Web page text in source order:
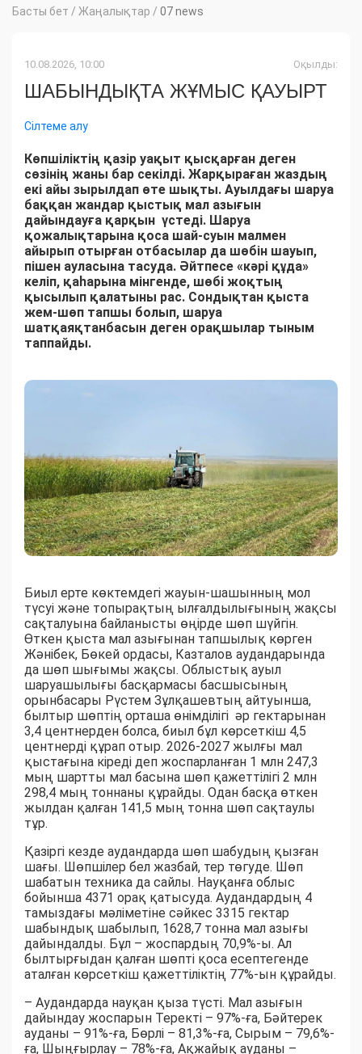
Басты бет / Жаңалықтар / 07 news
10.08.2026, 10:00 Оқылды:
ШАБЫНДЫҚТА ЖҰМЫС ҚАУЫРТ
Сілтеме алу
Көпшіліктің қазір уақыт қысқарған деген
сөзінің жаны бар секілді. Жарқыраған жаздың
екі айы зырылдап өте шықты. Ауылдағы шаруа
баққан жандар қыстық мал азығын
дайындауға қарқын үстеді. Шаруа
қожалықтарына қоса шай-суын малмен
айырып отырған отбасылар да шөбін шауып,
пішен ауласына тасуда. Әйтпесе «кәрі құда»
келіп, қаһарына мінгенде, шөбі жоқтың
қысылып қалатыны рас. Сондықтан қыста
жем-шөп тапшы болып, шаруа
шатқаяқтанбасын деген орақшылар тыным
таппайды.
Биыл ерте көктемдегі жауын-шашынның мол
түсуі және топырақтың ылғалдылығының жақсы
сақталуына байланысты өңірде шөп шүйгін.
Өткен қыста мал азығынан тапшылық көрген
Жәнібек, Бөкей ордасы, Казталов аудандарында
да шөп шығымы жақсы. Облыстық ауыл
шаруашылығы басқармасы басшысының
орынбасары Рүстем Зұлқашевтың айтуынша,
былтыр шөптің орташа өнімділігі әр гектарынан
3,4 центнерден болса, биыл бұл көрсеткіш 4,5
центнерді құрап отыр. 2026-2027 жылғы мал
қыстағына кіреді деп жоспарланған 1 млн 247,3
мың шартты мал басына шөп қажеттілігі 2 млн
298,4 мың тоннаны құрайды. Одан басқа өткен
жылдан қалған 141,5 мың тонна шөп сақтаулы
тұр.
Қазіргі кезде аудандарда шөп шабудың қызған
шағы. Шөпшілер бел жазбай, тер төгуде. Шөп
шабатын техника да сайлы. Науқанға облыс
бойынша 4371 орақ қатысуда. Аудандардың 4
тамыздағы мәліметіне сәйкес 3315 гектар
шабындық шабылып, 1628,7 тонна мал азығы
дайындалды. Бұл – жоспардың 70,9%-ы. Ал
былтырғыдан қалған шөпті қоса есептегенде
аталған көрсеткіш қажеттіліктің 77%-ын құрайды.
– Аудандарда науқан қыза түсті. Мал азығын
дайындау жоспарын Теректі – 97%-ға, Бәйтерек
ауданы – 91%-ға, Бөрлі – 81,3%-ға, Сырым – 79,6%-
ға, Шыңғырлау – 78%-ға, Ақжайық ауданы –